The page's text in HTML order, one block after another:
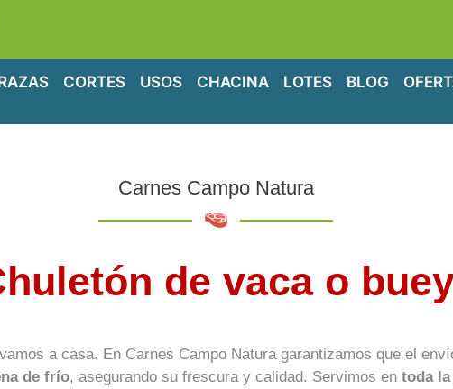
CORTES USOS CHACINA LOTES BLOG
Carnes Campo Natura
de vaca o
a casa. En Carnes Campo Natura garantizamos que el
de frío, asegurando su frescura y calidad. Servimos en toda